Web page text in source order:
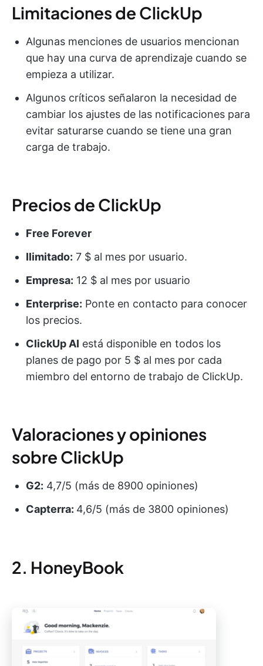
Limitaciones de ClickUp
Algunas menciones de usuarios mencionan
que hay una curva de aprendizaje cuando se
empieza a utilizar.
Algunos críticos señalaron la necesidad de
cambiar los ajustes de las notificaciones para
evitar saturarse cuando se tiene una gran
carga de trabajo.
Precios de ClickUp
Free Forever
Ilimitado: 7 $ al mes por usuario.
Empresa: 12 $ al mes por usuario
Enterprise: Ponte en contacto para conocer
los precios.
ClickUp AI está disponible en todos los
planes de pago por 5 $ al mes por cada
miembro del entorno de trabajo de ClickUp.
Valoraciones y opiniones
sobre ClickUp
G2: 4,7/5 (más de 8900 opiniones)
Capterra: 4,6/5 (más de 3800 opiniones)
2. HoneyBook